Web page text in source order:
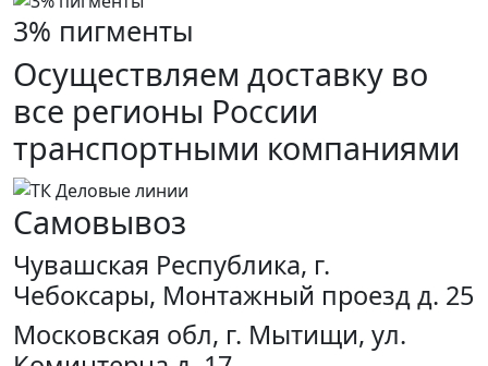
3% пигменты
Осуществляем доставку во
все регионы России
транспортными компаниями
Самовывоз
Чувашская Республика, г.
Чебоксары, Монтажный проезд д. 25
Московская обл, г. Мытищи, ул.